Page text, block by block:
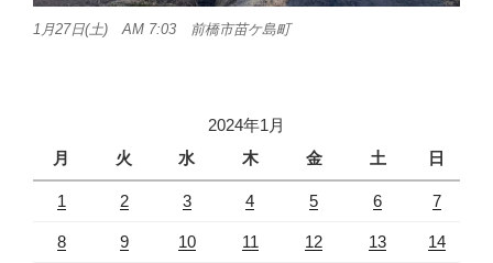
1月27日(土) AM 7:03 前橋市苗ケ島町
2024年1月
月
火 水 木 金 土 日
1 2 3 4 5 6 7
8 9 10 11 12 13 14